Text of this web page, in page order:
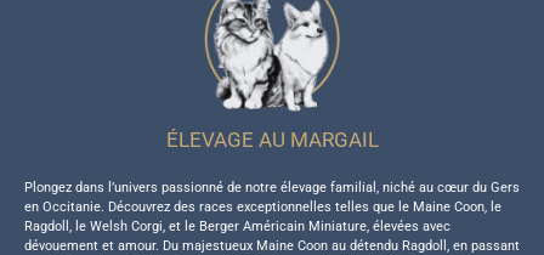
ÉLEVAGE AU MARGAIL
Plongez dans l’univers passionné de notre élevage familial, niché au cœur du Gers
en Occitanie. Découvrez des races exceptionnelles telles que le Maine Coon, le
Ragdoll, le Welsh Corgi, et le Berger Américain Miniature, élevées avec
dévouement et amour. Du majestueux Maine Coon au détendu Ragdoll, en passant